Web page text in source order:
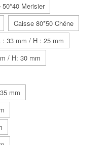
50*40 Merisier
Caisse 80*50 Chêne
: 33 mm / H : 25 mm
/ H: 30 mm
mm